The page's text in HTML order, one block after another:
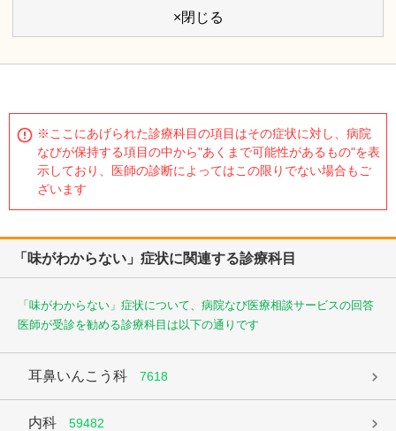
×閉じる
※ここにあげられた診療科目の項目はその症状に対し、病院
なびが保持する項目の中から"あくまで可能性があるもの"を表
示しており、医師の診断によってはこの限りでない場合もご
ざいます
「味がわからない」症状に関連する診療科目
「味がわからない」症状について、病院なび医療相談サービスの回答
医師が受診を勧める診療科目は以下の通りです
耳鼻いんこう科 7618
内科 59482